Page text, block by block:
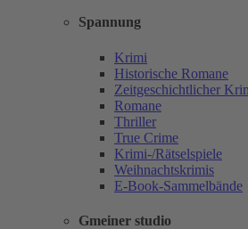
Spannung
Krimi
Historische Romane
Zeitgeschichtlicher
Romane
Thriller
True Crime
Krimi-/Rätselspiele
Weihnachtskrimis
E-Book-Sammelbände
Gmeiner studio